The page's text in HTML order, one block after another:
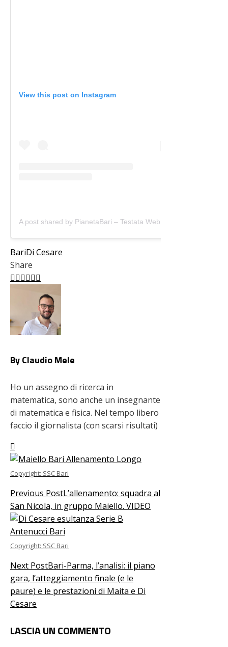
View this post on Instagram
BariDi Cesare
Share
Facebook
Twitter
LinkedIn
Pinterest
Stumbleupon
By Claudio Mele
Ho un assegno di ricerca in
matematica, sono anche un insegnante
di matematica e fisica. Nel tempo libero
faccio il giornalista (con scarsi risultati)
Copyright: SSC Bari
Previous PostL’allenamento: squadra al
San Nicola, in gruppo Maiello. VIDEO
Copyright: SSC Bari
Next PostBari-Parma, l’analisi: il piano
gara, l’atteggiamento finale (e le
paure) e le prestazioni di Maita e Di
Cesare
LASCIA UN COMMENTO